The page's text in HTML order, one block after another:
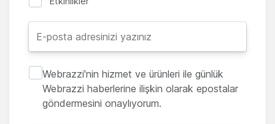
Webrazzi'nin hizmet ve ürünleri ile günlük
Webrazzi haberlerine ilişkin olarak epostalar
göndermesini onaylıyorum.